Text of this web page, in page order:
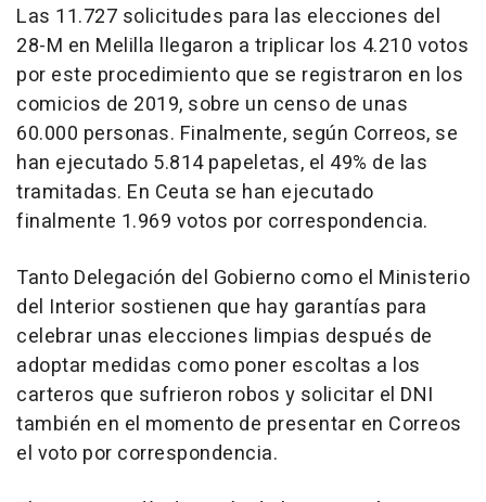
Las 11.727 solicitudes para las elecciones del
28-M en Melilla llegaron a triplicar los 4.210 votos
por este procedimiento que se registraron en los
comicios de 2019, sobre un censo de unas
60.000 personas. Finalmente, según Correos, se
han ejecutado 5.814 papeletas, el 49% de las
tramitadas. En Ceuta se han ejecutado
finalmente 1.969 votos por correspondencia.
Tanto Delegación del Gobierno como el Ministerio
del Interior sostienen que hay garantías para
celebrar unas elecciones limpias después de
adoptar medidas como poner escoltas a los
carteros que sufrieron robos y solicitar el DNI
también en el momento de presentar en Correos
el voto por correspondencia.